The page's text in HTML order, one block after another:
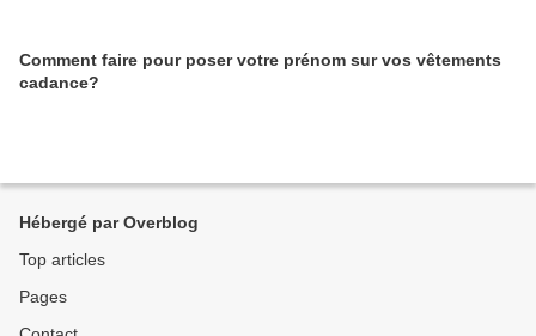
Comment faire pour poser votre prénom sur vos vêtements
cadance?
Hébergé par Overblog
Top articles
Pages